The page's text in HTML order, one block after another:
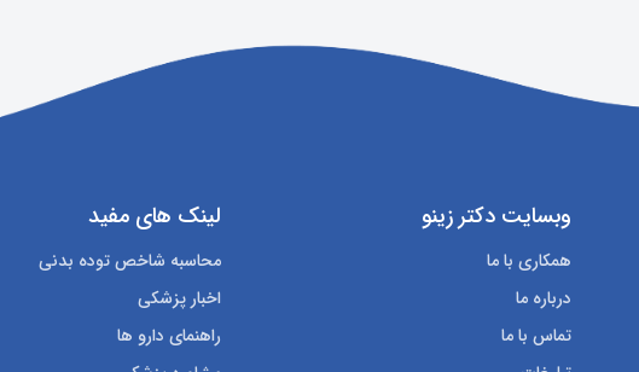
وبسایت دکتر زینو
همکاری با ما
درباره ما
تماس با ما
لینک های مفید
محاسبه شاخص توده بدنی
اخبار پزشکی
راهنمای دارو ها